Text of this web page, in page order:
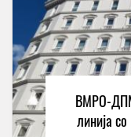
ВМРО-
линија